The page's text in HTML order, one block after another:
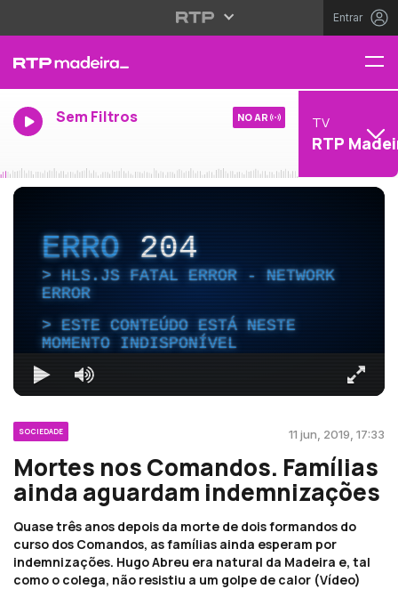
Entrar
Sem Filtros NO AR TV
RTP
ERRO204
HLS.JS FATAL ERROR - NETWORK
ERROR
ESTE CONTEÚDO ESTÁ NESTE
MOMENTO INDISPONÍVEL
SOCIEDADE 11 jun, 2019, 17:33
Mortes nos Comandos. Famílias
ainda aguardam indemnizações
Quase três anos depois da morte de dois formandos do
curso dos Comandos, as famílias ainda esperam por
indemnizações. Hugo Abreu era natural da Madeira e, tal
como o colega, não resistiu a um golpe de calor (Vídeo)